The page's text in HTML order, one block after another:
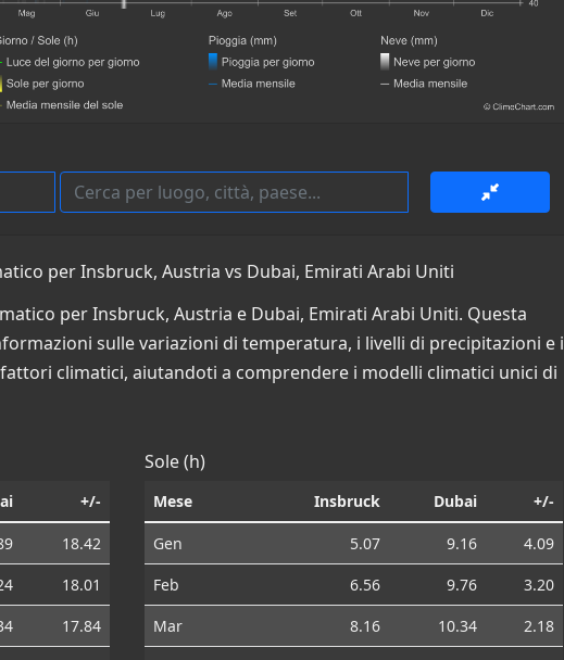
per Insbruck, Austria vs Dubai, Emirati Arabi Uniti
per Insbruck, Austria e Dubai, Emirati Arabi Uniti. Questa
sulle variazioni di temperatura, i livelli di precipitazioni e i
climatici, aiutandoti a comprendere i modelli climatici unici di
+/-
18.42
18.01
17.84
Sole (h)
Mese Insbruck Dubai +/-
Gen 5.07 9.16
4.09
Feb
6.56 9.76
3.20
Mar
8.16 10.34
2.18